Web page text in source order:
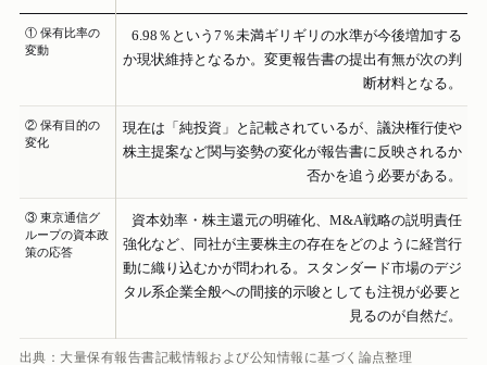
① 保有比率の
変動
6.98％という7％未満ギリギリの水準が今後増加する
か現状維持となるか。変更報告書の提出有無が次の判
断材料となる。
② 保有目的の
変化
現在は「純投資」と記載されているが、議決権行使や
株主提案など関与姿勢の変化が報告書に反映されるか
否かを追う必要がある。
③ 東京通信グ
ループの資本政
策の応答
資本効率・株主還元の明確化、M&A戦略の説明責任
強化など、同社が主要株主の存在をどのように経営行
動に織り込むかが問われる。スタンダード市場のデジ
タル系企業全般への間接的示唆としても注視が必要と
見るのが自然だ。
出典：大量保有報告書記載情報および公知情報に基づく論点整理